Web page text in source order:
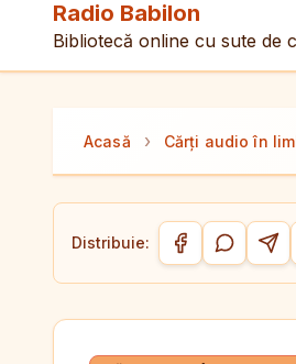
Radio Babilon
Bibliotecă online cu sute de
Acasă › Cărți audio în
Distribuie:
Distribuie pe